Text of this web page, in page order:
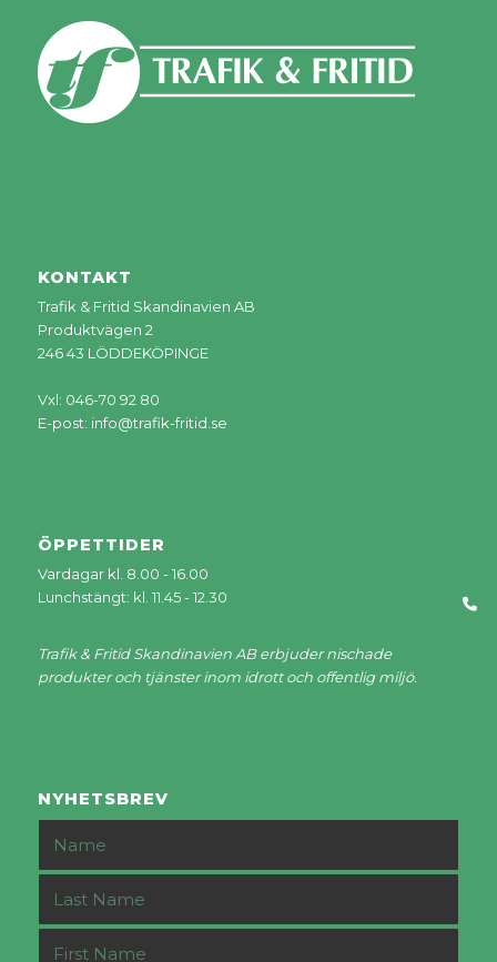
KONTAKT
Trafik & Fritid Skandinavien AB
Produktvägen 2
246 43 LÖDDEKÖPINGE
Vxl: 046-70 92 80
E-post: info@trafik-fritid.se
ÖPPETTIDER
Vardagar kl. 8.00 - 16.00
Lunchstängt: kl. 11.45 - 12.30
Trafik & Fritid Skandinavien AB erbjuder nischade
produkter och tjänster inom idrott och offentlig miljö.
NYHETSBREV